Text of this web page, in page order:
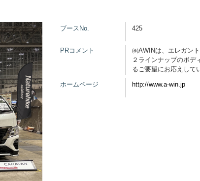
ブースNo. 425
PRコメント
㈱AWINは、エレガン
２ラインナップのボデ
るご要望にお応えして
ホームページ http://www.a-win.jp